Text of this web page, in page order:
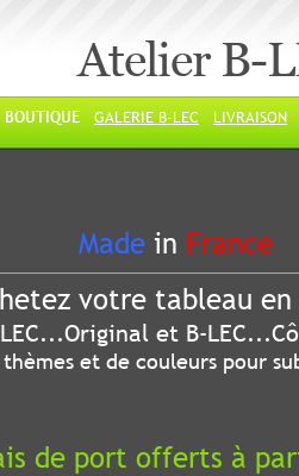
Atelier B-
BOUTIQUE GALERIE B-LEC LIVRAISON
in France
votre tableau
et B-
et de couleurs pour
de port offerts à